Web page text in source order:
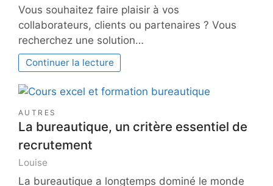
Vous souhaitez faire plaisir à vos
collaborateurs, clients ou partenaires ? Vous
recherchez une solution…
Continuer la lecture
AUTRES
La bureautique, un critère essentiel de
recrutement
Louise
La bureautique a longtemps dominé le monde